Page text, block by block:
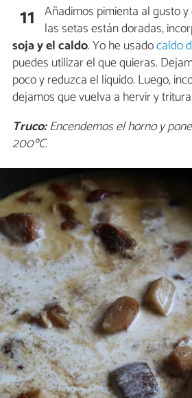
11 Añadimos pimienta al gusto
las setas están doradas,
soja y el caldo. Yo he usadocaldo
puedes utilizar el que quieras.
poco y reduzca el líquido. Luego,
dejamos que vuelva a hervir y
Truco:Encendemos el horno y
200ºC.